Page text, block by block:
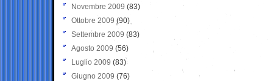
Novembre 2009 (83)
Ottobre 2009 (90)
Settembre 2009 (83)
Agosto 2009 (56)
Luglio 2009 (83)
Giugno 2009 (76)